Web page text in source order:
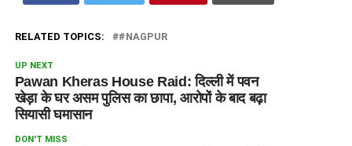
RELATED TOPICS: #NAGPUR
UP NEXT
Pawan Kheras House Raid: दिल्ली में पवन
खेड़ा के घर असम पुलिस का छापा, आरोपों के बाद बढ़ा
सियासी घमासान
DON'T MISS